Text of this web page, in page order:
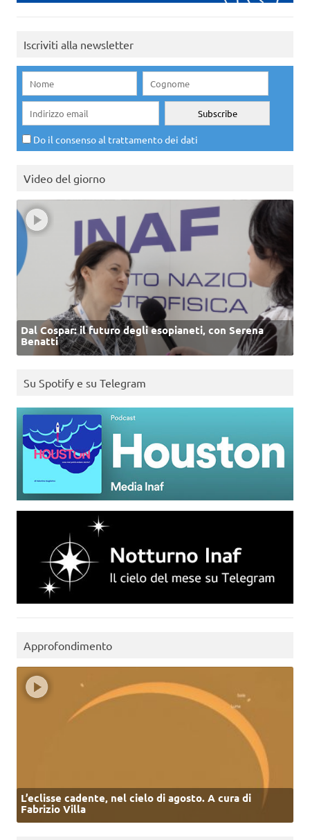
Iscriviti alla newsletter
Do il consenso al trattamento dei dati
Video del giorno
Dal Cospar: il futuro degli esopianeti, con Serena
Benatti
Su Spotify e su Telegram
Approfondimento
L’eclisse cadente, nel cielo di agosto. A cura di
Fabrizio Villa